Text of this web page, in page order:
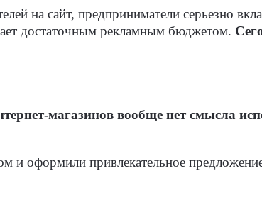
на сайт, предприниматели серьезно
достаточным рекламным бюджетом.
магазинов вообще нет смысла
и оформили привлекательное